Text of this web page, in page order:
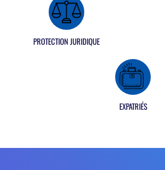
PROTECTION JURIDIQUE
EXPATRIÉS